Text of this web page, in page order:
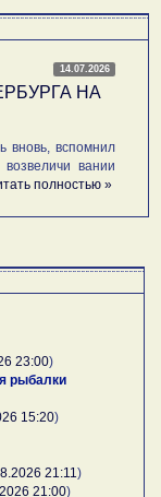
14.07.2026
НА
вспомнил
вании
полностью »
23:00)
рыбалки
15:20)
21:11)
21:00)